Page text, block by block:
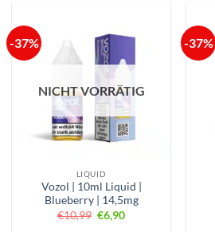
-37%
NICHT VORRÄTIG
LIQUID
Vozol | 10ml Liquid |
Blueberry | 14,5mg
€10,99 Ursprünglicher
Preis
€6,90Aktueller
-37%